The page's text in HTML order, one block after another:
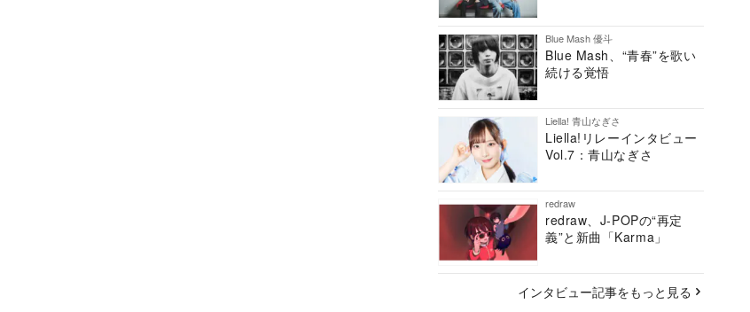
Blue Mash 優斗
Blue Mash、“青春”を歌い
続ける覚悟
Liella! 青山なぎさ
Liella!リレーインタビュー
Vol.7：青山なぎさ
redraw
redraw、J-POPの“再定
義”と新曲「Karma」
インタビュー記事をもっと見る